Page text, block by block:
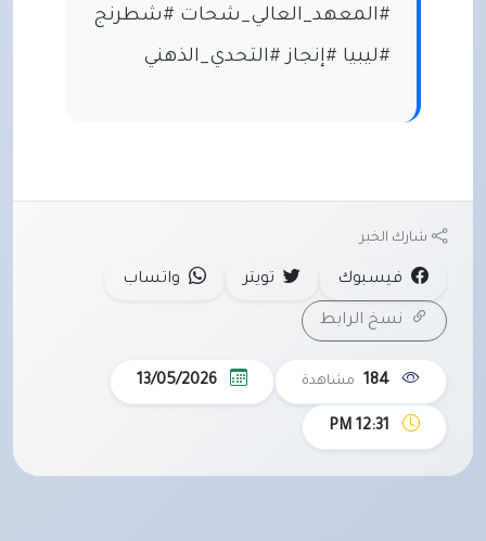
#المعهد_العالي_شحات #شطرنج
#ليبيا #إنجاز #التحدي_الذهني
شارك الخبر
فيسبوك تويتر واتساب
نسخ الرابط
184 مشاهدة 13/05/2026
12:31 PM